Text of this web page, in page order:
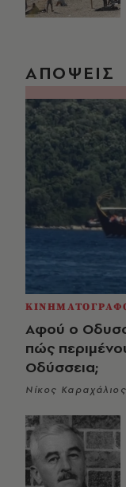
ΑΠΟΨΕΙΣ
Αφού ο
πώς
Οδύσσεια;
Νίκος Καραχάλιος